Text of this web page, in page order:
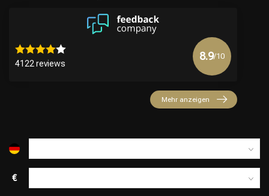
4122 reviews
8.9/10
Mehr anzeigen
€